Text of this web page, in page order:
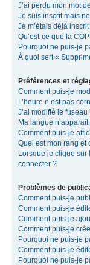
J’ai perdu mon mot
Je suis inscrit mais
Je m’étais déjà
Qu’est-ce que la
Pourquoi ne puis-je
À quoi sert «
Préférences et
Comment puis-je
L’heure n’est pas
J’ai modifié le
Ma langue
Comment puis-je
Quel est mon rang et
Lorsque je clique sur
connecter ?
Problèmes de
Comment puis-je
Comment puis-je
Comment puis-je
Comment puis-je
Pourquoi ne puis-je
Comment puis-je
Pourquoi ne puis-je